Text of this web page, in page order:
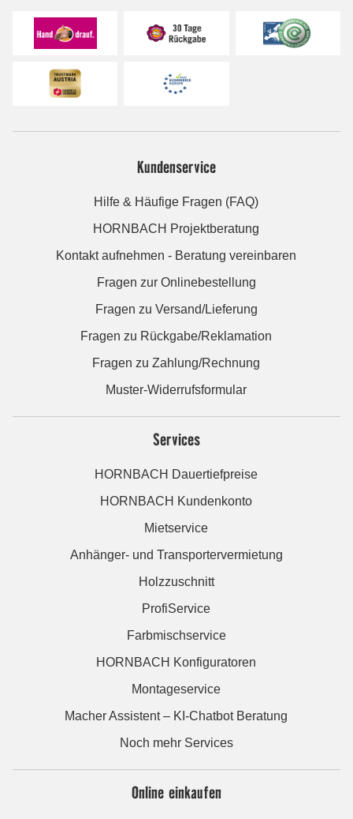
Kundenservice
Hilfe & Häufige Fragen (FAQ)
HORNBACH Projektberatung
Kontakt aufnehmen - Beratung vereinbaren
Fragen zur Onlinebestellung
Fragen zu Versand/Lieferung
Fragen zu Rückgabe/Reklamation
Fragen zu Zahlung/Rechnung
Muster-Widerrufsformular
Services
HORNBACH Dauertiefpreise
HORNBACH Kundenkonto
Mietservice
Anhänger- und Transportervermietung
Holzzuschnitt
ProfiService
Farbmischservice
HORNBACH Konfiguratoren
Montageservice
Macher Assistent – KI-Chatbot Beratung
Noch mehr Services
Online einkaufen